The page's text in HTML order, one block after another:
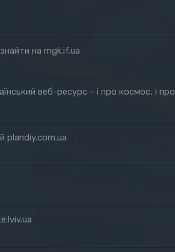
на mgk.if.ua
веб-ресурс – і про космос, і про
plandiy.com.ua